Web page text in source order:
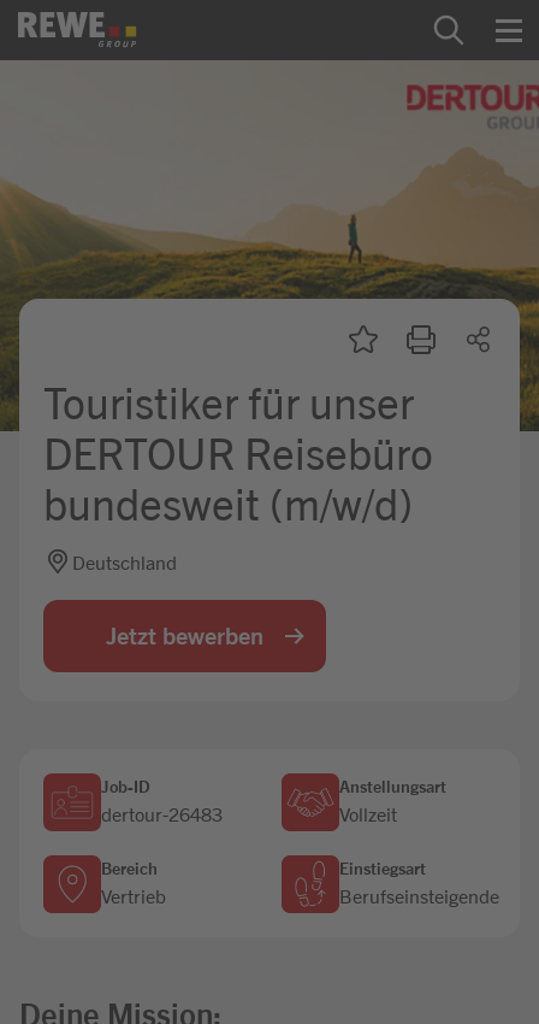
Zum Inhalt springen
REWE Group als Arbeitgeber
Ausbildung & Studium
Praktikum & Werkstudium
Mein Kandidat:innenprofil
Touristiker für unser
DERTOUR Reisebüro
bundesweit (m/w/d)
Deutschland
Jetzt bewerben
Job-ID
dertour-26483
Anstellungsart
Vollzeit
Bereich
Vertrieb
Einstiegsart
Berufseinsteigende
Deine Mission: